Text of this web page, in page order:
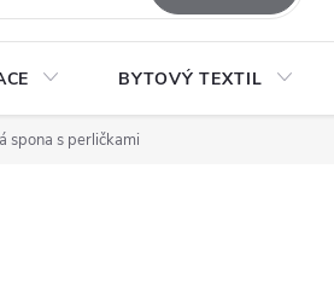
BYTOVÝ TEXTIL
spona s perličkami